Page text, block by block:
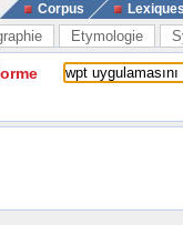
Corpus
Etymologie